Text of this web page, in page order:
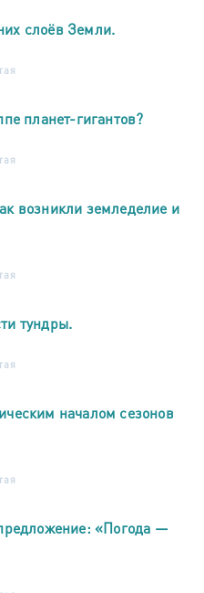
слоёв Земли.
планет-гигантов?
возникли земледелие и
тундры.
началом сезонов
«Погода —